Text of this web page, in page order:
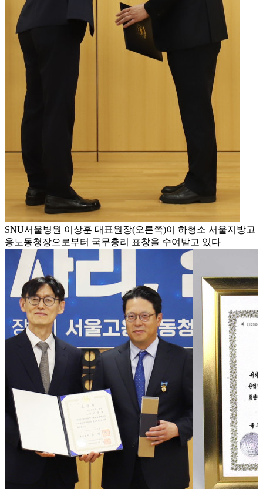
SNU서울병원 이상훈 대표원장(오른쪽)이 하형소 서울지방고
용노동청장으로부터 국무총리 표창을 수여받고 있다